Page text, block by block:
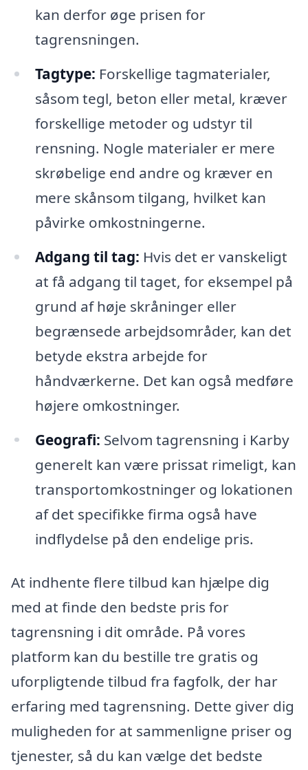
kan derfor øge prisen for
tagrensningen.
Tagtype: Forskellige tagmaterialer,
såsom tegl, beton eller metal, kræver
forskellige metoder og udstyr til
rensning. Nogle materialer er mere
skrøbelige end andre og kræver en
mere skånsom tilgang, hvilket kan
påvirke omkostningerne.
Adgang til tag: Hvis det er vanskeligt
at få adgang til taget, for eksempel på
grund af høje skråninger eller
begrænsede arbejdsområder, kan det
betyde ekstra arbejde for
håndværkerne. Det kan også medføre
højere omkostninger.
Geografi: Selvom tagrensning i Karby
generelt kan være prissat rimeligt, kan
transportomkostninger og lokationen
af det specifikke firma også have
indflydelse på den endelige pris.
At indhente flere tilbud kan hjælpe dig
med at finde den bedste pris for
tagrensning i dit område. På vores
platform kan du bestille tre gratis og
uforpligtende tilbud fra fagfolk, der har
erfaring med tagrensning. Dette giver dig
muligheden for at sammenligne priser og
tjenester, så du kan vælge det bedste